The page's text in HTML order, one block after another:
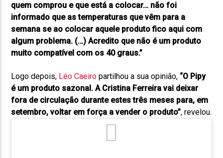
quem comprou e que está a colocar… não foi
informado que as temperaturas que vêm para a
semana se ao colocar aquele produto fico aqui com
algum problema. (…) Acredito que não é um produto
muito compatível com os 40 graus.”
Logo depois, Léo Caeiro partilhou a sua opinião, “O Pipy
é um produto sazonal. A Cristina Ferreira vai deixar
fora de circulação durante estes três meses para, em
setembro, voltar em força a vender o produto”, revelou.